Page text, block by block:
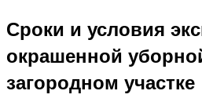
Сроки и условия
окрашенной
загородном участке